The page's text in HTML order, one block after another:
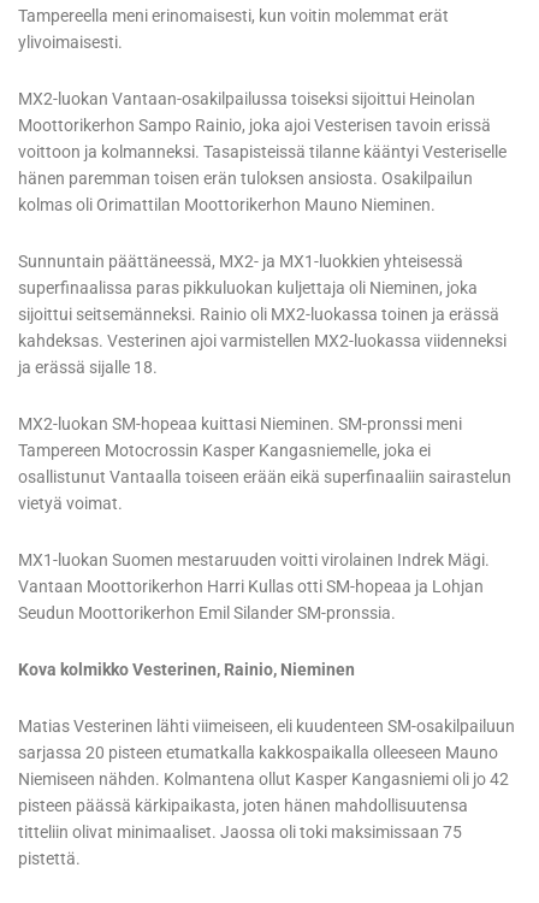
Tampereella meni erinomaisesti, kun voitin molemmat erät
ylivoimaisesti.
MX2-luokan Vantaan-osakilpailussa toiseksi sijoittui Heinolan
Moottorikerhon Sampo Rainio, joka ajoi Vesterisen tavoin erissä
voittoon ja kolmanneksi. Tasapisteissä tilanne kääntyi Vesteriselle
hänen paremman toisen erän tuloksen ansiosta. Osakilpailun
kolmas oli Orimattilan Moottorikerhon Mauno Nieminen.
Sunnuntain päättäneessä, MX2- ja MX1-luokkien yhteisessä
superfinaalissa paras pikkuluokan kuljettaja oli Nieminen, joka
sijoittui seitsemänneksi. Rainio oli MX2-luokassa toinen ja erässä
kahdeksas. Vesterinen ajoi varmistellen MX2-luokassa viidenneksi
ja erässä sijalle 18.
MX2-luokan SM-hopeaa kuittasi Nieminen. SM-pronssi meni
Tampereen Motocrossin Kasper Kangasniemelle, joka ei
osallistunut Vantaalla toiseen erään eikä superfinaaliin sairastelun
vietyä voimat.
MX1-luokan Suomen mestaruuden voitti virolainen Indrek Mägi.
Vantaan Moottorikerhon Harri Kullas otti SM-hopeaa ja Lohjan
Seudun Moottorikerhon Emil Silander SM-pronssia.
Kova kolmikko Vesterinen, Rainio, Nieminen
Matias Vesterinen lähti viimeiseen, eli kuudenteen SM-osakilpailuun
sarjassa 20 pisteen etumatkalla kakkospaikalla olleeseen Mauno
Niemiseen nähden. Kolmantena ollut Kasper Kangasniemi oli jo 42
pisteen päässä kärkipaikasta, joten hänen mahdollisuutensa
titteliin olivat minimaaliset. Jaossa oli toki maksimissaan 75
pistettä.